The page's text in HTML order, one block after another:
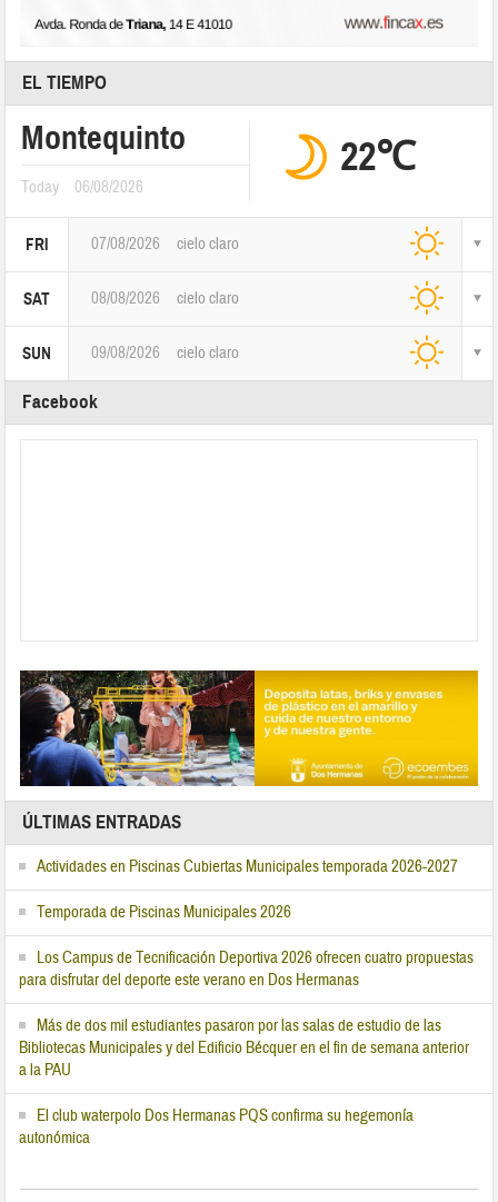
EL TIEMPO
Montequinto
Today 06/08/2026
22℃
FRI 07/08/2026 cielo claro
SAT 08/08/2026 cielo claro
SUN 09/08/2026 cielo claro
Facebook
ÚLTIMAS ENTRADAS
Actividades en Piscinas Cubiertas Municipales temporada 2026-2027
Temporada de Piscinas Municipales 2026
Los Campus de Tecnificación Deportiva 2026 ofrecen cuatro propuestas
para disfrutar del deporte este verano en Dos Hermanas
Más de dos mil estudiantes pasaron por las salas de estudio de las
Bibliotecas Municipales y del Edificio Bécquer en el fin de semana anterior
a la PAU
El club waterpolo Dos Hermanas PQS confirma su hegemonía
autonómica